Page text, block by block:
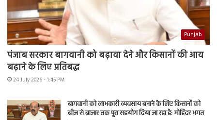
Punjab
पंजाब सरकार बागवानी को बढ़ावा देने और किसानों की आय
बढ़ाने के लिए प्रतिबद्ध
24 July 2026 - 1:45 PM
बागवानी को लाभकारी व्यवसाय बनाने के लिए किसानों को
बीज से बाजार तक पूरा सहयोग दिया जा रहा है: मोहिंदर भगत